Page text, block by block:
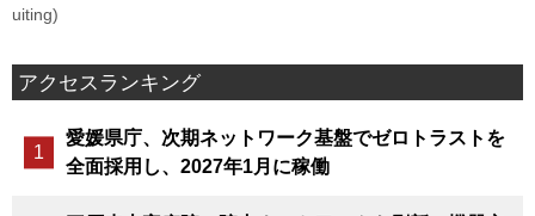
uiting)
アクセスランキング
愛媛県庁、次期ネットワーク基盤でゼロトラストを
全面採用し、2027年1月に稼働